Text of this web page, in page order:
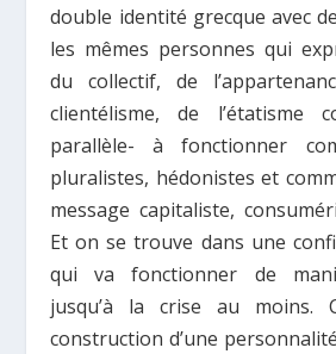
double identité grecque avec
les mêmes personnes qui
du collectif, de
clientélisme, de l’étatisme
parallèle- à fonctionner
pluralistes, hédonistes et
message capitaliste,
Et on se trouve dans une
qui va fonctionner de
jusqu’à la crise au moins.
construction d’une